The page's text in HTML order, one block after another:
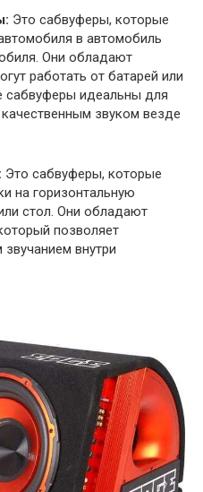
Это сабвуферы, которые
в автомобиль
Они обладают
работать от батарей или
сабвуферы идеальны для
звуком везде
Это сабвуферы, которые
на горизонтальную
стол. Они обладают
позволяет
внутри